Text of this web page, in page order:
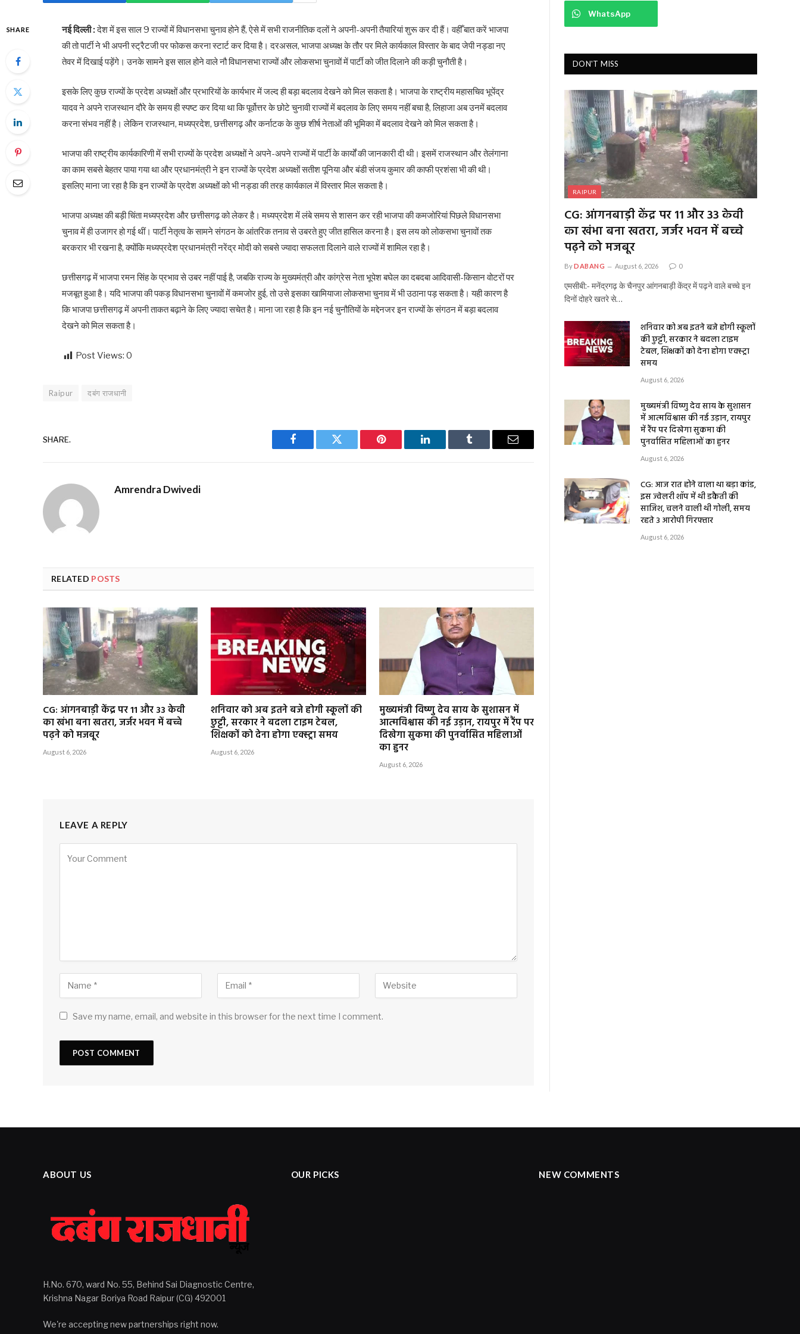
SHARE नई दिल्ली :देश में इस साल 9 राज्यों में विधानसभा चुनाव होने हैं, ऐसे में सभी राजनीतिक दलों ने अपनी-अपनी तैयारियां शुरू कर दी हैं। वहीँ बात करें भाजपा
की तो पार्टी ने भी अपनी स्ट्रैटजी पर फोकस करना स्टार्ट कर दिया है। दरअसल, भाजपा अध्यक्ष के तौर पर मिले कार्यकाल विस्तार के बाद जेपी नड्डा नए
तेवर में दिखाई पड़ेंगे। उनके सामने इस साल होने वाले नौ विधानसभा राज्यों और लोकसभा चुनावों में पार्टी को जीत दिलाने की कड़ी चुनौती है।
इसके लिए कुछ राज्यों के प्रदेश अध्यक्षों और प्रभारियों के कार्यभार में जल्द ही बड़ा बदलाव देखने को मिल सकता है। भाजपा के राष्ट्रीय महासचिव भूपेंद्र
यादव ने अपने राजस्थान दौरे के समय ही स्पष्ट कर दिया था कि पूर्वोत्तर के छोटे चुनावी राज्यों में बदलाव के लिए समय नहीं बचा है, लिहाजा अब उनमें बदलाव
करना संभव नहीं है। लेकिन राजस्थान, मध्यप्रदेश, छत्तीसगढ़ और कर्नाटक के कुछ शीर्ष नेताओं की भूमिका में बदलाव देखने को मिल सकता है।
भाजपा की राष्ट्रीय कार्यकारिणी में सभी राज्यों के प्रदेश अध्यक्षों ने अपने-अपने राज्यों में पार्टी के कार्यों की जानकारी दी थी। इसमें राजस्थान और तेलंगाना
का काम सबसे बेहतर पाया गया था और प्रधानमंत्री ने इन राज्यों के प्रदेश अध्यक्षों सतीश पूनिया और बंडी संजय कुमार की काफी प्रशंसा भी की थी।
इसलिए माना जा रहा है कि इन राज्यों के प्रदेश अध्यक्षों को भी नड्डा की तरह कार्यकाल में विस्तार मिल सकता है।
भाजपा अध्यक्ष की बड़ी चिंता मध्यप्रदेश और छत्तीसगढ़ को लेकर है। मध्यप्रदेश में लंबे समय से शासन कर रही भाजपा की कमजोरियां पिछले विधानसभा
चुनाव में ही उजागर हो गई थीं। पार्टी नेतृत्व के सामने संगठन के आंतरिक तनाव से उबरते हुए जीत हासिल करना है। इस लय को लोकसभा चुनावों तक
बरकरार भी रखना है, क्योंकि मध्यप्रदेश प्रधानमंत्री नरेंद्र मोदी को सबसे ज्यादा सफलता दिलाने वाले राज्यों में शामिल रहा है।
छत्तीसगढ़ में भाजपा रमन सिंह के प्रभाव से उबर नहीं पाई है, जबकि राज्य के मुख्यमंत्री और कांग्रेस नेता भूपेश बघेल का दबदबा आदिवासी-किसान वोटरों पर
मजबूत हुआ है। यदि भाजपा की पकड़ विधानसभा चुनावों में कमजोर हुई, तो उसे इसका खामियाजा लोकसभा चुनाव में भी उठाना पड़ सकता है। यही कारण है
कि भाजपा छत्तीसगढ़ में अपनी ताकत बढ़ाने के लिए ज्यादा सचेत है। माना जा रहा है कि इन नई चुनौतियों के मद्देनजर इन राज्यों के संगठन में बड़ा बदलाव
देखने को मिल सकता है।
Post Views: 0
Raipur दबंग राजधानी
SHARE.
Facebook Twitter Pinterest LinkedIn Tumblr Email
Amrendra Dwivedi
RELATED POSTS
CG: आंगनबाड़ी केंद्र पर 11 और 33 केवी
का खंभा बना खतरा, जर्जर भवन में बच्चे
पढ़ने को मजबूर
August 6, 2026
शनिवार को अब इतने बजे होगी स्कूलों की
छुट्टी, सरकार ने बदला टाइम टेबल,
शिक्षकों को देना होगा एक्स्ट्रा समय
August 6, 2026
मुख्यमंत्री विष्णु देव साय के सुशासन में
आत्मविश्वास की नई उड़ान, रायपुर में रैंप पर
दिखेगा सुकमा की पुनर्वासित महिलाओं
का हुनर
August 6, 2026
LEAVE A REPLY
Save my name, email, and website in this browser for the next time I comment.
WhatsApp
DON'T MISS
RAIPUR
CG: आंगनबाड़ी केंद्र पर 11 और 33 केवी
का खंभा बना खतरा, जर्जर भवन में बच्चे
पढ़ने को मजबूर
ByDABANG August 6, 2026 0
एमसीबी:- मनेंद्रगढ़ के चैनपुर आंगनबाड़ी केंद्र में पढ़ने वाले बच्चे इन
दिनों दोहरे खतरे से…
शनिवार को अब इतने बजे होगी स्कूलों
की छुट्टी, सरकार ने बदला टाइम
टेबल, शिक्षकों को देना होगा एक्स्ट्रा
समय
August 6, 2026
मुख्यमंत्री विष्णु देव साय के सुशासन
में आत्मविश्वास की नई उड़ान, रायपुर
में रैंप पर दिखेगा सुकमा की
पुनर्वासित महिलाओं का हुनर
August 6, 2026
CG: आज रात होने वाला था बड़ा कांड,
इस ज्वेलरी शॉप में थी डकैती की
साजिश, चलने वाली थी गोली, समय
रहते 3 आरोपी गिरफ्तार
August 6, 2026
ABOUT US
H.No. 670, ward No. 55, Behind Sai Diagnostic Centre,
Krishna Nagar Boriya Road Raipur (CG) 492001
We're accepting new partnerships right now.
OUR PICKS NEW COMMENTS